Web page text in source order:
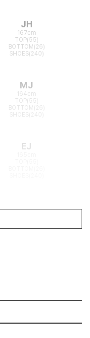
JH
167cm
TOP(55)
BOTTOM(26)
SHOES(240)
MJ
164cm
TOP(55)
BOTTOM(26)
EJ